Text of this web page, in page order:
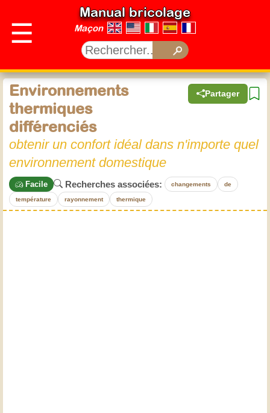
☰
Manual bricolage
Maçon
Partager
Environnements
thermiques
différenciés
obtenir un confort idéal dans n'importe quel
environnement domestique
Facile Recherches associées: changements de
température rayonnement thermique